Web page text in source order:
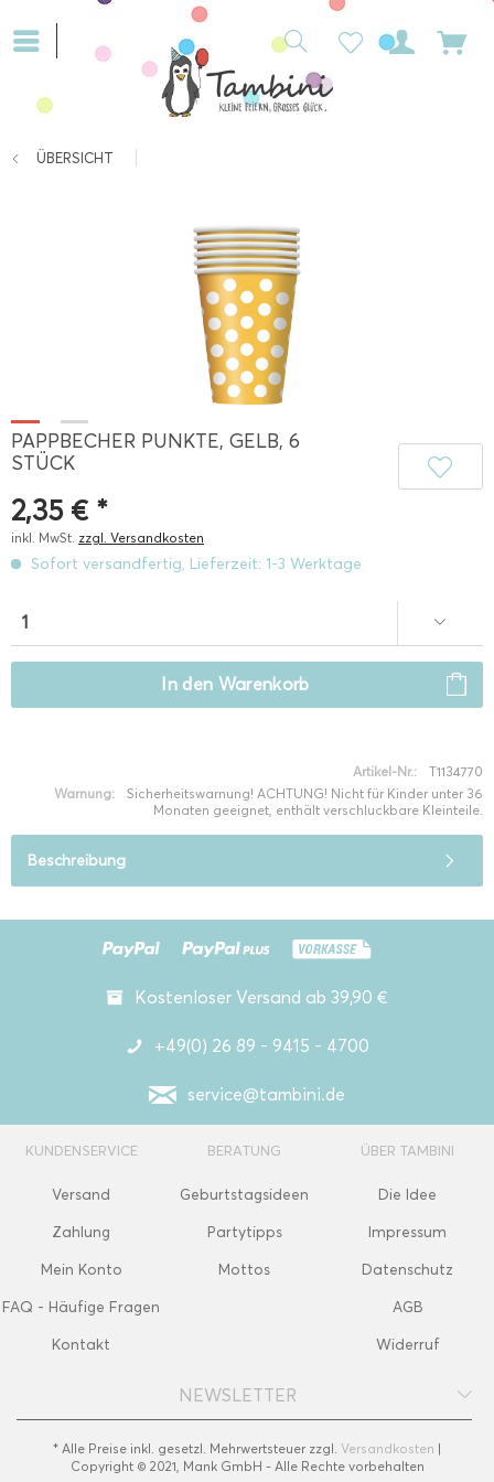
ÜBERSICHT
PAPPBECHER PUNKTE, GELB, 6
STÜCK
2,35 € *
inkl. MwSt. zzgl. Versandkosten
Sofort versandfertig, Lieferzeit: 1-3 Werktage
In den Warenkorb
Artikel-Nr.:
T1134770
Warnung:
Sicherheitswarnung! ACHTUNG! Nicht für Kinder unter 36
Monaten geeignet, enthält verschluckbare Kleinteile.
Beschreibung
Kostenloser Versand ab 39,90 €
+49(0) 26 89 - 9415 - 4700
service@tambini.de
KUNDENSERVICE
Versand
Zahlung
Mein Konto
FAQ - Häufige Fragen
Kontakt
BERATUNG
Geburtstagsideen
Partytipps
Mottos
ÜBER TAMBINI
Die Idee
Impressum
Datenschutz
AGB
Widerruf
NEWSLETTER
* Alle Preise inkl. gesetzl. Mehrwertsteuer zzgl. Versandkosten |
Copyright © 2021, Mank GmbH - Alle Rechte vorbehalten